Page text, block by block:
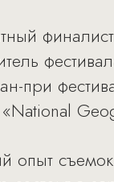
при
опыт